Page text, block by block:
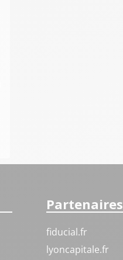
Partenaires
fiducial.fr
lyoncapitale.fr